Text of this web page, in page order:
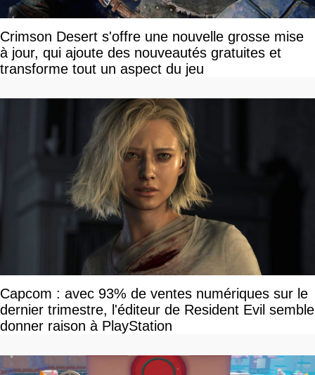
Crimson Desert s'offre une nouvelle grosse mise
à jour, qui ajoute des nouveautés gratuites et
transforme tout un aspect du jeu
Capcom : avec 93% de ventes numériques sur le
dernier trimestre, l'éditeur de Resident Evil semble
donner raison à PlayStation